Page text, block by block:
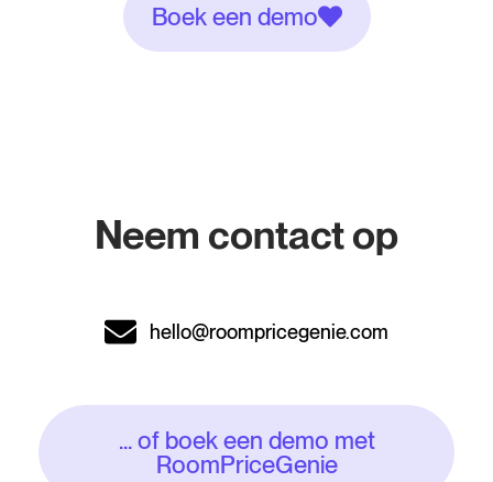
Boek een demo
Neem contact op
hello@roompricegenie.com
... of boek een demo met
RoomPriceGenie